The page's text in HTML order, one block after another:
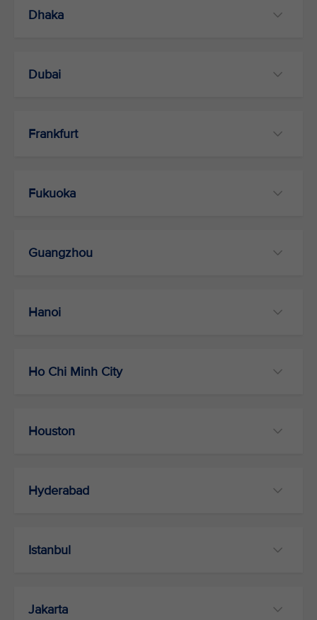
Dhaka
Dubai
Frankfurt
Fukuoka
Guangzhou
Hanoi
Ho Chi Minh City
Houston
Hyderabad
Istanbul
Jakarta